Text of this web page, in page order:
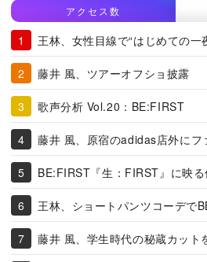
アクセス数
王林、女性目線で“はじめての一
藤井 風、ツアーオフショ披露
歌声分析 Vol.20：BE:FIRST
藤井 風、原宿のadidas店外にフ
BE:FIRST『生：FIRST』に映
王林、ショートパンツコーデで
藤井 風、学生時代の秘蔵カット